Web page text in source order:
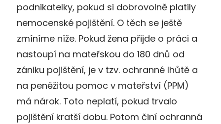
podnikatelky, pokud si dobrovolně platily
nemocenské pojištění. O těch se ještě
zmíníme níže. Pokud žena přijde o práci a
nastoupí na mateřskou do 180 dnů od
zániku pojištění, je v tzv. ochranné lhůtě a
na peněžitou pomoc v mateřství (PPM)
má nárok. Toto neplatí, pokud trvalo
pojištění kratší dobu. Potom činí ochranná